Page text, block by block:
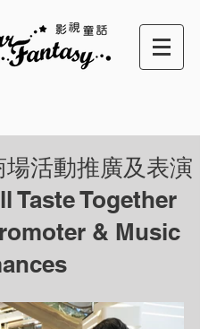
場活動推廣及表演
Taste Together
& Music